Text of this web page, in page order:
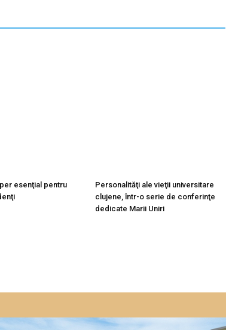
esenţial pentru
Personalităţi ale vieţii universitare
clujene, într-o serie de conferinţe
dedicate Marii Uniri